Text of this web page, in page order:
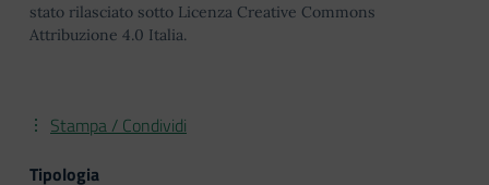
stato rilasciato sotto Licenza Creative Commons
Attribuzione 4.0 Italia.
Stampa / Condividi
Tipologia